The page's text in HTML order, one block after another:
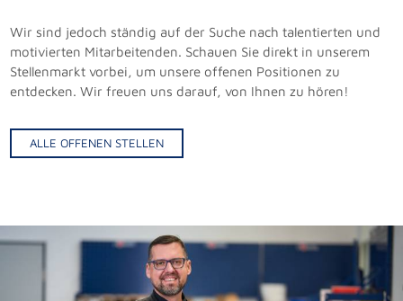
Wir sind jedoch ständig auf der Suche nach talentierten und
motivierten Mitarbeitenden. Schauen Sie direkt in unserem
Stellenmarkt vorbei, um unsere offenen Positionen zu
entdecken. Wir freuen uns darauf, von Ihnen zu hören!
ALLE OFFENEN STELLEN